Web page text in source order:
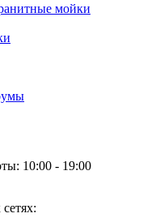
мойки
10:00 - 19:00